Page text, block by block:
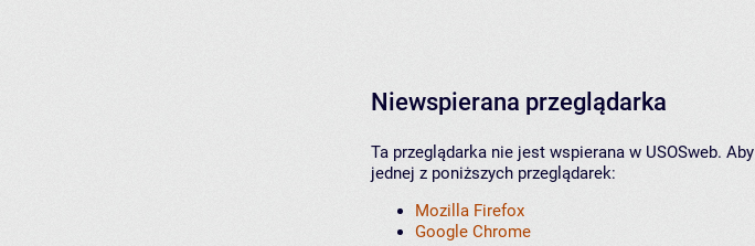
Niewspierana przeglądarka
Ta przeglądarka nie jest wspierana w USOSweb.
jednej z poniższych przeglądarek:
Mozilla Firefox
Google Chrome